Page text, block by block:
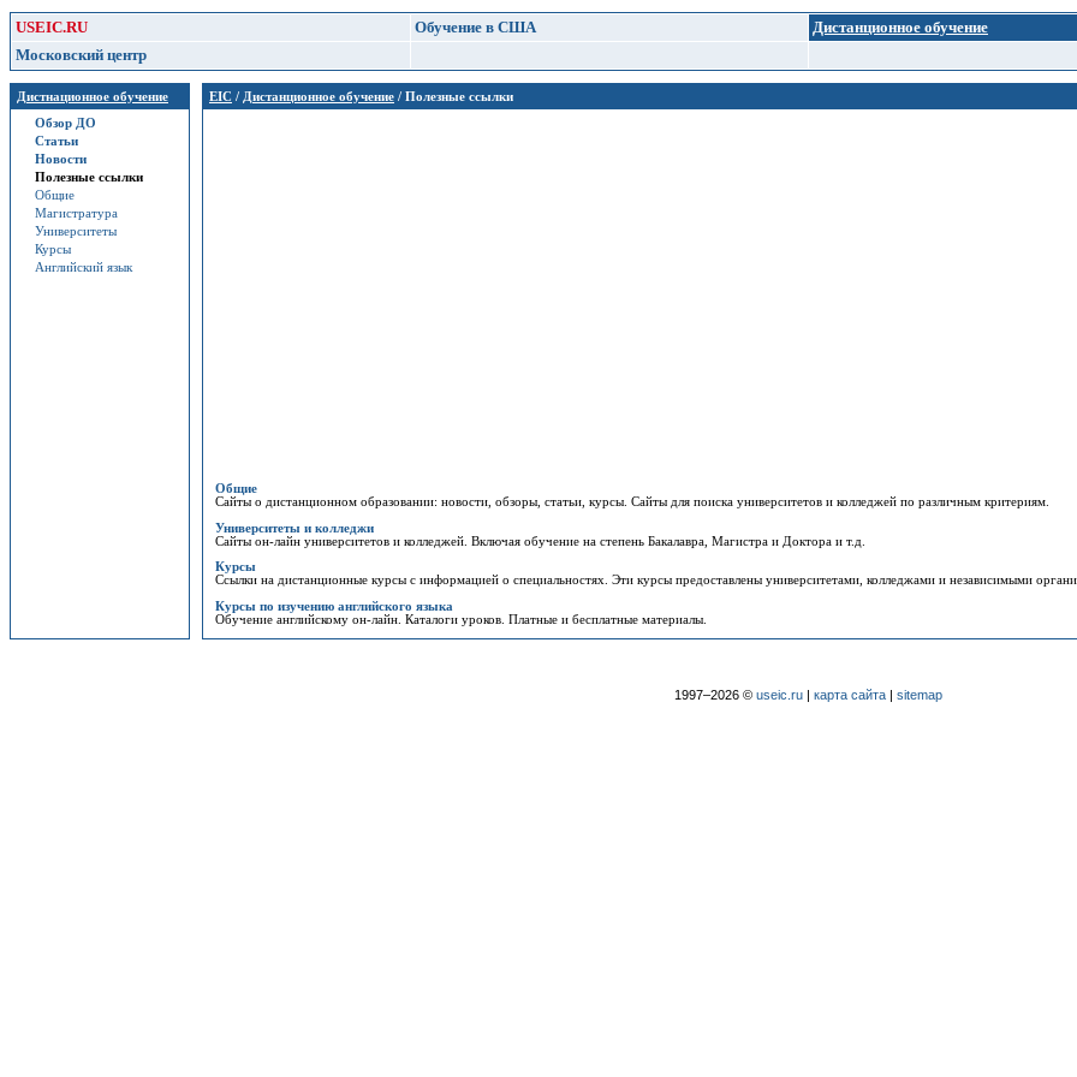
USEIC.RU Обучение в США Дистанционное обучение
Московский центр
Дистнационное обучение
Обзор ДО
Статьи
Новости
Полезные ссылки
Общие
Магистратура
Университеты
Курсы
Английский язык
EIC / Дистанционное обучение / Полезные ссылки
Общие
Сайты о дистанционном образовании: новости, обзоры, статьи, курсы. Сайты для поиска университетов и колледжей по различным критериям.
Университеты и колледжи
Сайты он-лайн университетов и колледжей. Включая обучение на степень Бакалавра, Магистра и Доктора и т.д.
Курсы
Ссылки на дистанционные курсы с информацией о специальностях. Эти курсы предоставлены университетами, колледжами и независимыми
Курсы по изучению английского языка
Обучение английскому он-лайн. Каталоги уроков. Платные и бесплатные материалы.
1997–2026 © useic.ru| карта сайта| sitemap